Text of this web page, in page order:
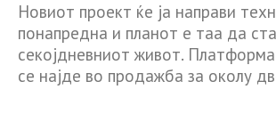
Новиот проект ќе ја направи
понапредна и планот е таа да
секојдневниот живот.
се најде во продажба за околу